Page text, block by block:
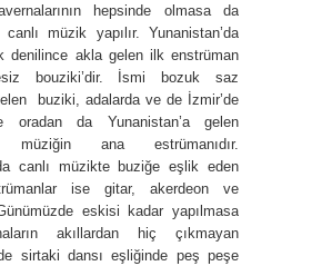
hepsinde olmasa da
canlı müzik yapılır. Yunanistan’da
denilince akla gelen ilk enstrüman
bouziki’dir. İsmi bozuk saz
buziki, adalarda ve de İzmir’de
oradan da Yunanistan’a gelen
müziğin ana estrümanıdır.
canlı müzikte buziğe eşlik eden
ise gitar, akerdeon ve
eskisi kadar yapılmasa
akıllardan hiç çıkmayan
sirtaki dansı eşliğinde peş peşe